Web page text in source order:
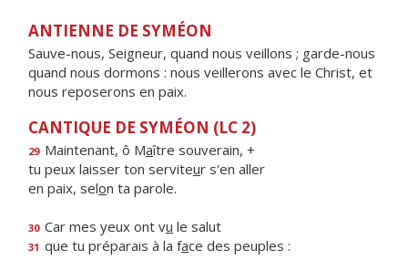
ANTIENNE DE SYMÉON
Sauve-nous, Seigneur, quand nous veillons ; garde-nous
quand nous dormons : nous veillerons avec le Christ, et
nous reposerons en paix.
CANTIQUE DE SYMÉON (LC 2)
29 Maintenant, ô Maître souverain, +
tu peux laisser ton serviteur s'en aller
en paix, selon ta parole.
30 Car mes yeux ont vu le salut
31 que tu préparais à la face des peuples :